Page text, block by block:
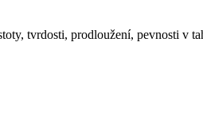
tvrdosti, prodloužení, pevnosti v